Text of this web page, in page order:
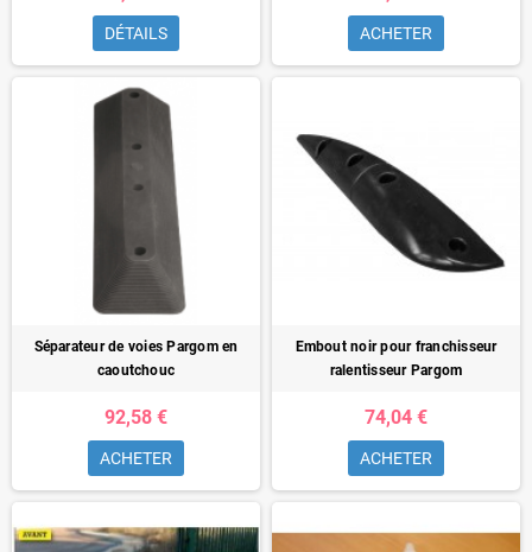
DÉTAILS ACHETER
Séparateur de voies Pargom en
caoutchouc
92,58 €
ACHETER
Embout noir pour franchisseur
ralentisseur Pargom
74,04 €
ACHETER